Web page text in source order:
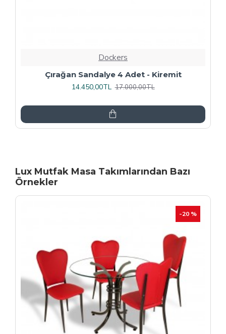
Dockers
Rozhet Sandalye (Kromnikel) (4 Adet
Fiyatıdır) - Kahve
Lux Mutfak Masa Takımlarından Bazı
Örnekler
-20 %